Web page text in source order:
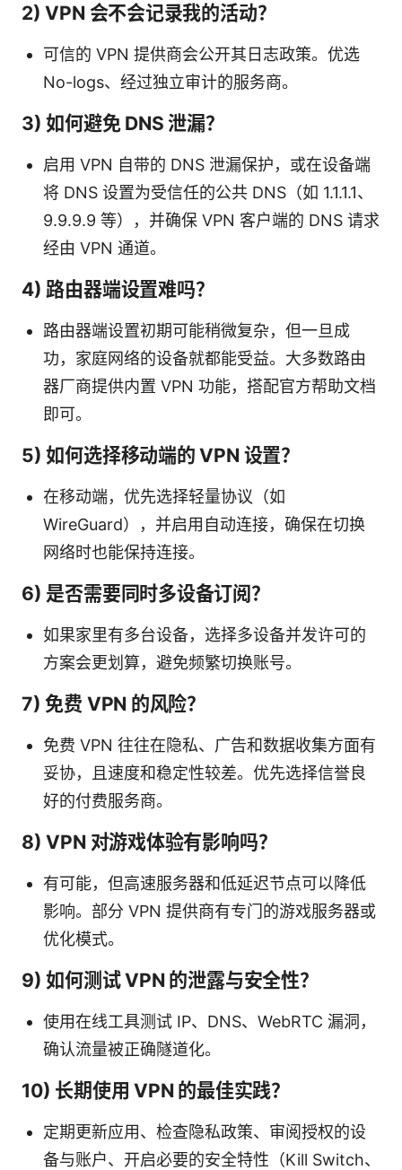
2) VPN 会不会记录我的活动？
可信的 VPN 提供商会公开其日志政策。优选
No-logs、经过独立审计的服务商。
3) 如何避免 DNS 泄漏？
启用 VPN 自带的 DNS 泄漏保护，或在设备端
将 DNS 设置为受信任的公共 DNS（如 1.1.1.1、
9.9.9.9 等），并确保 VPN 客户端的 DNS 请求
经由 VPN 通道。
4) 路由器端设置难吗？
路由器端设置初期可能稍微复杂，但一旦成
功，家庭网络的设备就都能受益。大多数路由
器厂商提供内置 VPN 功能，搭配官方帮助文档
即可。
5) 如何选择移动端的 VPN 设置？
在移动端，优先选择轻量协议（如
WireGuard），并启用自动连接，确保在切换
网络时也能保持连接。
6) 是否需要同时多设备订阅？
如果家里有多台设备，选择多设备并发许可的
方案会更划算，避免频繁切换账号。
7) 免费 VPN 的风险？
免费 VPN 往往在隐私、广告和数据收集方面有
妥协，且速度和稳定性较差。优先选择信誉良
好的付费服务商。
8) VPN 对游戏体验有影响吗？
有可能，但高速服务器和低延迟节点可以降低
影响。部分 VPN 提供商有专门的游戏服务器或
优化模式。
9) 如何测试 VPN 的泄露与安全性？
使用在线工具测试 IP、DNS、WebRTC 漏洞，
确认流量被正确隧道化。
10) 长期使用 VPN 的最佳实践？
定期更新应用、检查隐私政策、审阅授权的设
备与账户、开启必要的安全特性（Kill Switch、